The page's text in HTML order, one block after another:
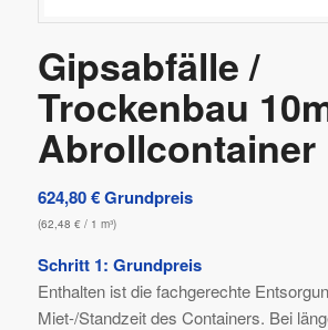
Gipsabfälle /
Trockenbau
Abrollcontainer
624,80€ Grundpreis
(62,48 €/ 1 m³)
Schritt 1: Grundpreis
Enthalten ist die fachgerechte
Miet-/Standzeit des Containers. Bei